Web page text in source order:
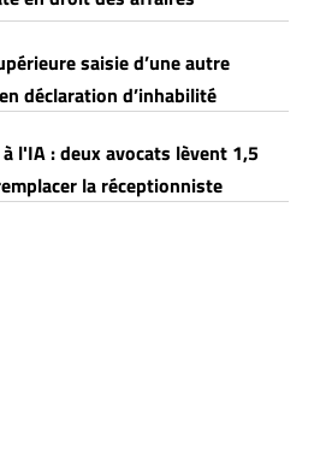
saisie d’une autre
déclaration d’inhabilité
à l'IA : deux avocats lèvent 1,5
la réceptionniste